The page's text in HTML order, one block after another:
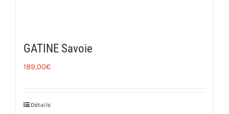
GATINE Savoie
189,00€
Détails